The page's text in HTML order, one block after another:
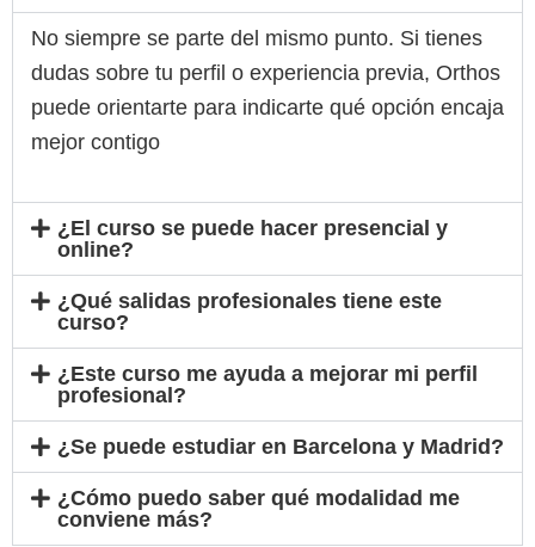
No siempre se parte del mismo punto. Si tienes
dudas sobre tu perfil o experiencia previa, Orthos
puede orientarte para indicarte qué opción encaja
mejor contigo
¿El curso se puede hacer presencial y
online?
¿Qué salidas profesionales tiene este
curso?
¿Este curso me ayuda a mejorar mi perfil
profesional?
¿Se puede estudiar en Barcelona y Madrid?
¿Cómo puedo saber qué modalidad me
conviene más?